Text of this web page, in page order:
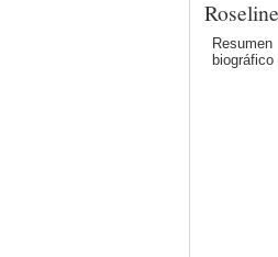
Resumen
biográfico